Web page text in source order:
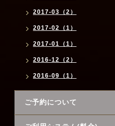
2017-03（2）
2017-02（1）
2017-01（1）
2016-12（2）
2016-09（1）
ご予約について